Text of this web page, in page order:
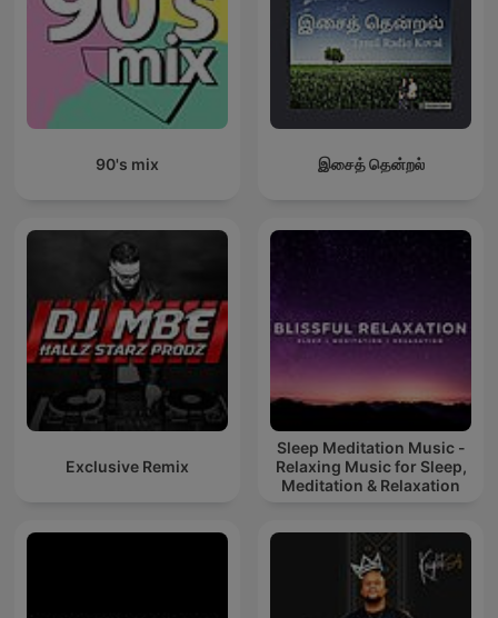
90's mix இசைத் தென்றல்
Exclusive Remix
Sleep Meditation Music -
Relaxing Music for Sleep,
Meditation & Relaxation